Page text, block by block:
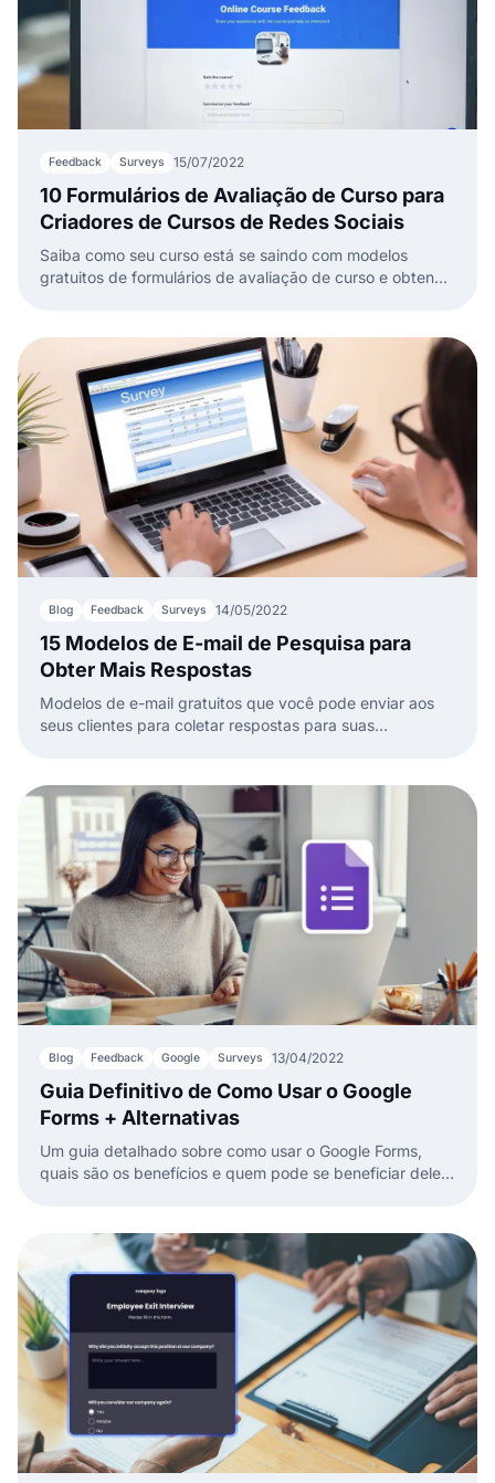
Feedback Surveys 15/07/2022
10 Formulários de Avaliação de Curso para
Criadores de Cursos de Redes Sociais
Saiba como seu curso está se saindo com modelos
gratuitos de formulários de avaliação de curso e obtenha
Blog Feedback Surveys 14/05/2022
15 Modelos de E-mail de Pesquisa para
Obter Mais Respostas
Modelos de e-mail gratuitos que você pode enviar aos
seus clientes para coletar respostas para suas
Blog Feedback Google Surveys 13/04/2022
Guia Definitivo de Como Usar o Google
Forms + Alternativas
Um guia detalhado sobre como usar o Google Forms,
quais são os benefícios e quem pode se beneficiar dele.